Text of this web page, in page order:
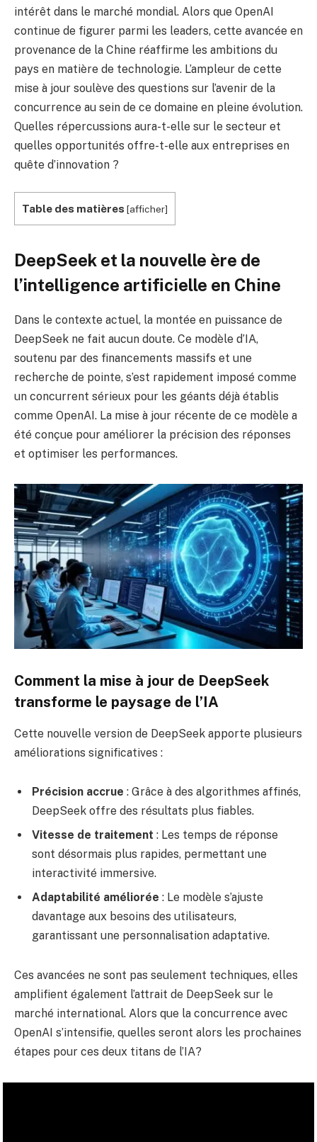
intérêt dans le marché mondial. Alors que OpenAI
continue de figurer parmi les leaders, cette avancée en
provenance de la Chine réaffirme les ambitions du
pays en matière de technologie. L’ampleur de cette
mise à jour soulève des questions sur l’avenir de la
concurrence au sein de ce domaine en pleine évolution.
Quelles répercussions aura-t-elle sur le secteur et
quelles opportunités offre-t-elle aux entreprises en
quête d’innovation ?
Table des matières [afficher]
DeepSeek et la nouvelle ère de
l’intelligence artificielle en Chine
Dans le contexte actuel, la montée en puissance de
DeepSeek ne fait aucun doute. Ce modèle d’IA,
soutenu par des financements massifs et une
recherche de pointe, s’est rapidement imposé comme
un concurrent sérieux pour les géants déjà établis
comme OpenAI. La mise à jour récente de ce modèle a
été conçue pour améliorer la précision des réponses
et optimiser les performances.
Comment la mise à jour de DeepSeek
transforme le paysage de l’IA
Cette nouvelle version de DeepSeek apporte plusieurs
améliorations significatives :
Précision accrue : Grâce à des algorithmes affinés,
DeepSeek offre des résultats plus fiables.
Vitesse de traitement : Les temps de réponse
sont désormais plus rapides, permettant une
interactivité immersive.
Adaptabilité améliorée : Le modèle s’ajuste
davantage aux besoins des utilisateurs,
garantissant une personnalisation adaptative.
Ces avancées ne sont pas seulement techniques, elles
amplifient également l’attrait de DeepSeek sur le
marché international. Alors que la concurrence avec
OpenAI s’intensifie, quelles seront alors les prochaines
étapes pour ces deux titans de l’IA?